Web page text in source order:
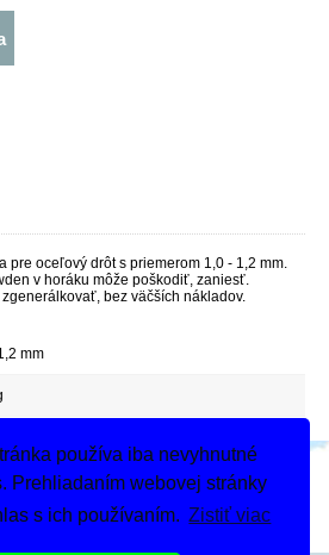
používa iba nevyhnutné
Prehliadaním webovej stránky
s ich používaním. Zistiť viac
pre oceľový drôt s priemerom 1,0 - 1,2 mm.
v horáku môže poškodiť, zaniesť.
bez väčších nákladov.
mm
Podeľte sa
Dodanie tovaru